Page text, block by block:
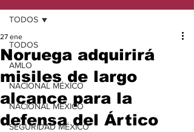
TODOS
AMLO
NACIONAL MÉXICO
NACIONAL MÉXICO
SEGURIDAD MÉXICO
TODOS
Noruega adquirirá
misiles de largo
alcance para la
defensa del Ártico
27 ene